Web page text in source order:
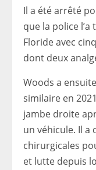
Il a été arrêté
que la police
Floride avec
dont deux
Woods a
similaire en
jambe droite
un véhicule. Il
chirurgicales
et lutte depuis